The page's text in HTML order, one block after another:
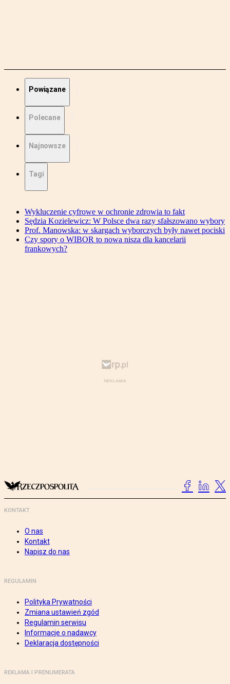
Powiązane
Polecane
Najnowsze
Tagi
Wykluczenie cyfrowe w ochronie zdrowia to fakt
Sędzia Kozielewicz: W Polsce dwa razy sfałszowano wybory
Prof. Manowska: w skargach wyborczych były nawet pociski
Czy spory o WIBOR to nowa nisza dla kancelarii
frankowych?
KONTAKT
O nas
Kontakt
Napisz do nas
REGULAMIN
Polityka Prywatności
Zmiana ustawień zgód
Regulamin serwisu
Informacje o nadawcy
Deklaracja dostępności
REKLAMA I PRENUMERATA